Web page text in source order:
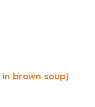
in brown soup)